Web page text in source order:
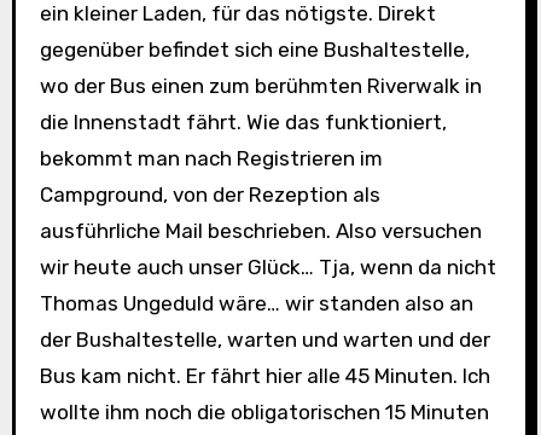
ein kleiner Laden, für das nötigste. Direkt
gegenüber befindet sich eine Bushaltestelle,
wo der Bus einen zum berühmten Riverwalk in
die Innenstadt fährt. Wie das funktioniert,
bekommt man nach Registrieren im
Campground, von der Rezeption als
ausführliche Mail beschrieben. Also versuchen
wir heute auch unser Glück… Tja, wenn da nicht
Thomas Ungeduld wäre… wir standen also an
der Bushaltestelle, warten und warten und der
Bus kam nicht. Er fährt hier alle 45 Minuten. Ich
wollte ihm noch die obligatorischen 15 Minuten